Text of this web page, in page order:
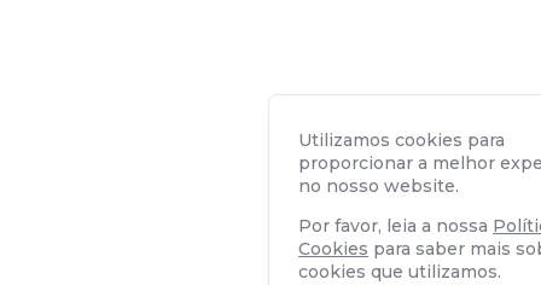
Utilizamos cookies para
proporcionar a melhor
no nosso website.
Por favor, leia a nossa
Cookies para saber mais
cookies que utilizamos.